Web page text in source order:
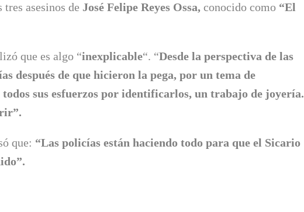
asesinos de José Felipe Reyes Ossa, conocido como “El
que es algo “inexplicable“. “Desde la perspectiva de las
después de que hicieron la pega, por un tema de
sus esfuerzos por identificarlos, un trabajo de joyería.
que: “Las policías están haciendo todo para que el Sicario